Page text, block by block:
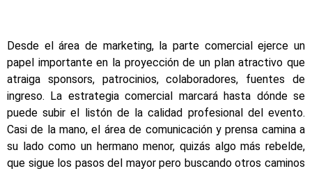
Desde el área de marketing, la parte comercial ejerce un
papel importante en la proyección de un plan atractivo que
atraiga sponsors, patrocinios, colaboradores, fuentes de
ingreso. La estrategia comercial marcará hasta dónde se
puede subir el listón de la calidad profesional del evento.
Casi de la mano, el área de comunicación y prensa camina a
su lado como un hermano menor, quizás algo más rebelde,
que sigue los pasos del mayor pero buscando otros caminos